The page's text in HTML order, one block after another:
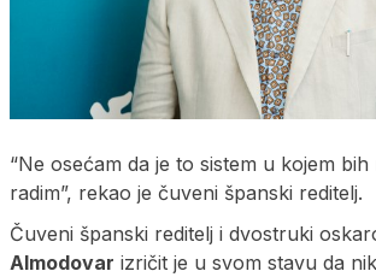
“Ne osećam da je to sistem u kojem bih
radim”, rekao je čuveni španski reditelj.
Čuveni španski reditelj i dvostruki
Almodovar izričit je u svom stavu da